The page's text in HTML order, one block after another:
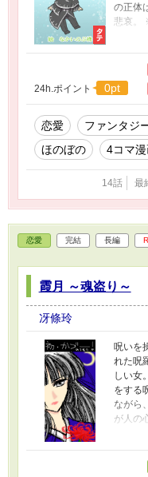
の正体
悲哀。
済で
マ形式
ころ
できな
す。（
では残
テ漫画
【表紙
24h.ポイント 0pt
恋愛 ファンタジ
ほのぼの
4コマ
14話 最
恋愛 完結 長編
霞月 ～魂盗り～
冴條玲
呪いを
れた呪
しい女
をする
ながら
が人の
遂に
た。